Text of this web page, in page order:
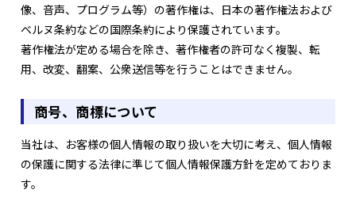
像、音声、プログラム等）の著作権は、日本の著作権法および
ベルヌ条約などの国際条約により保護されています。
著作権法が定める場合を除き、著作権者の許可なく複製、転
用、改変、翻案、公衆送信等を行うことはできません。
商号、商標について
当社は、お客様の個人情報の取り扱いを大切に考え、個人情報
の保護に関する法律に準じて個人情報保護方針を定めておりま
す。